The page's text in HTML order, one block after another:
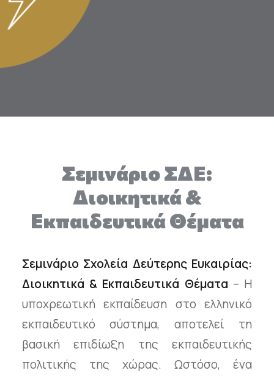
Ευκαιρίες Καριέρας
Voucher
Σεμινάριο ΣΔΕ:
Διοικητικά &
Εκπαιδευτικά Θέματα
Σεμινάριο Σχολεία Δεύτερης Ευκαιρίας:
Διοικητικά & Εκπαιδευτικά Θέματα – Η
υποχρεωτική εκπαίδευση στο ελληνικό
εκπαιδευτικό σύστημα, αποτελεί τη
βασική επιδίωξη της εκπαιδευτικής
πολιτικής της χώρας. Ωστόσο, ένα